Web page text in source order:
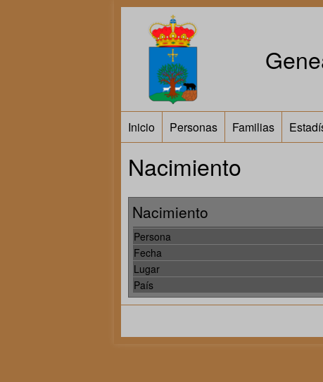
Inicio Personas Familias
Nacimiento
Nacimiento
Persona
Fecha
Lugar
País